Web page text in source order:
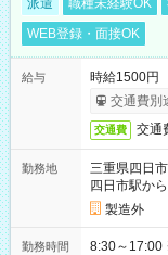
派遣 職種未経験OK
WEB登録・面接OK
給与
時給1500円
交通費別
交通費 交通
勤務地
三重県四日
四日市駅か
製造外
勤務時間